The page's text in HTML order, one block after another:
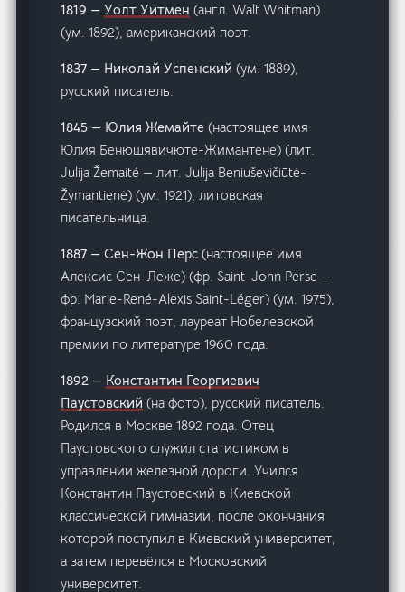
1819 —Уолт Уитмен (англ. Walt Whitman)
(ум. 1892), американский поэт.
1837 — Николай Успенский(ум. 1889),
русский писатель.
1845 — Юлия Жемайте(настоящее имя
Юлия Бенюшявичюте-Жимантене) (лит.
Julija Žemaité — лит. Julija Beniuševičiūtė-
Žymantienė) (ум. 1921), литовская
писательница.
1887 — Сен-Жон Перс(настоящее имя
Алексис Сен-Леже) (фр. Saint-John Perse —
фр. Marie-René-Alexis Saint-Léger) (ум. 1975),
французский поэт, лауреат Нобелевской
премии по литературе 1960 года.
1892 — Константин Георгиевич
Паустовский (на фото), русский писатель.
Родился в Москве 1892 года. Отец
Паустовского служил статистиком в
управлении железной дороги. Учился
Константин Паустовский в Киевской
классической гимназии, после окончания
которой поступил в Киевский университет,
а затем перевёлся в Московский
университет.